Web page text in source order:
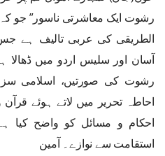
رشوت ایک معاشرتی ناسور” جو کہ
الطریقی کی عربی تالیف ہے جس
آسان اور سلیس اردو میں
رشوت کی صورتیں، اسلامی
احاطہ تحریر میں لاتے ہوئے
احکام و مسائل کو واضح کیا
استقامت سے نوازے۔ آمین